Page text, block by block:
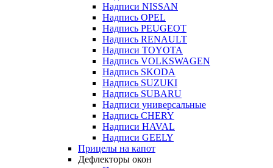
Надписи NISSAN
Надпись OPEL
Надпись PEUGEOT
Надпись RENAULT
Надписи TOYOTA
Надпись VOLKSWAGEN
Надпись SKODA
Надпись SUZUKI
Надпись SUBARU
Надписи универсальные
Надпись CHERY
Надписи HAVAL
Надписи GEELY
Прицелы на капот
Дефлекторы окон